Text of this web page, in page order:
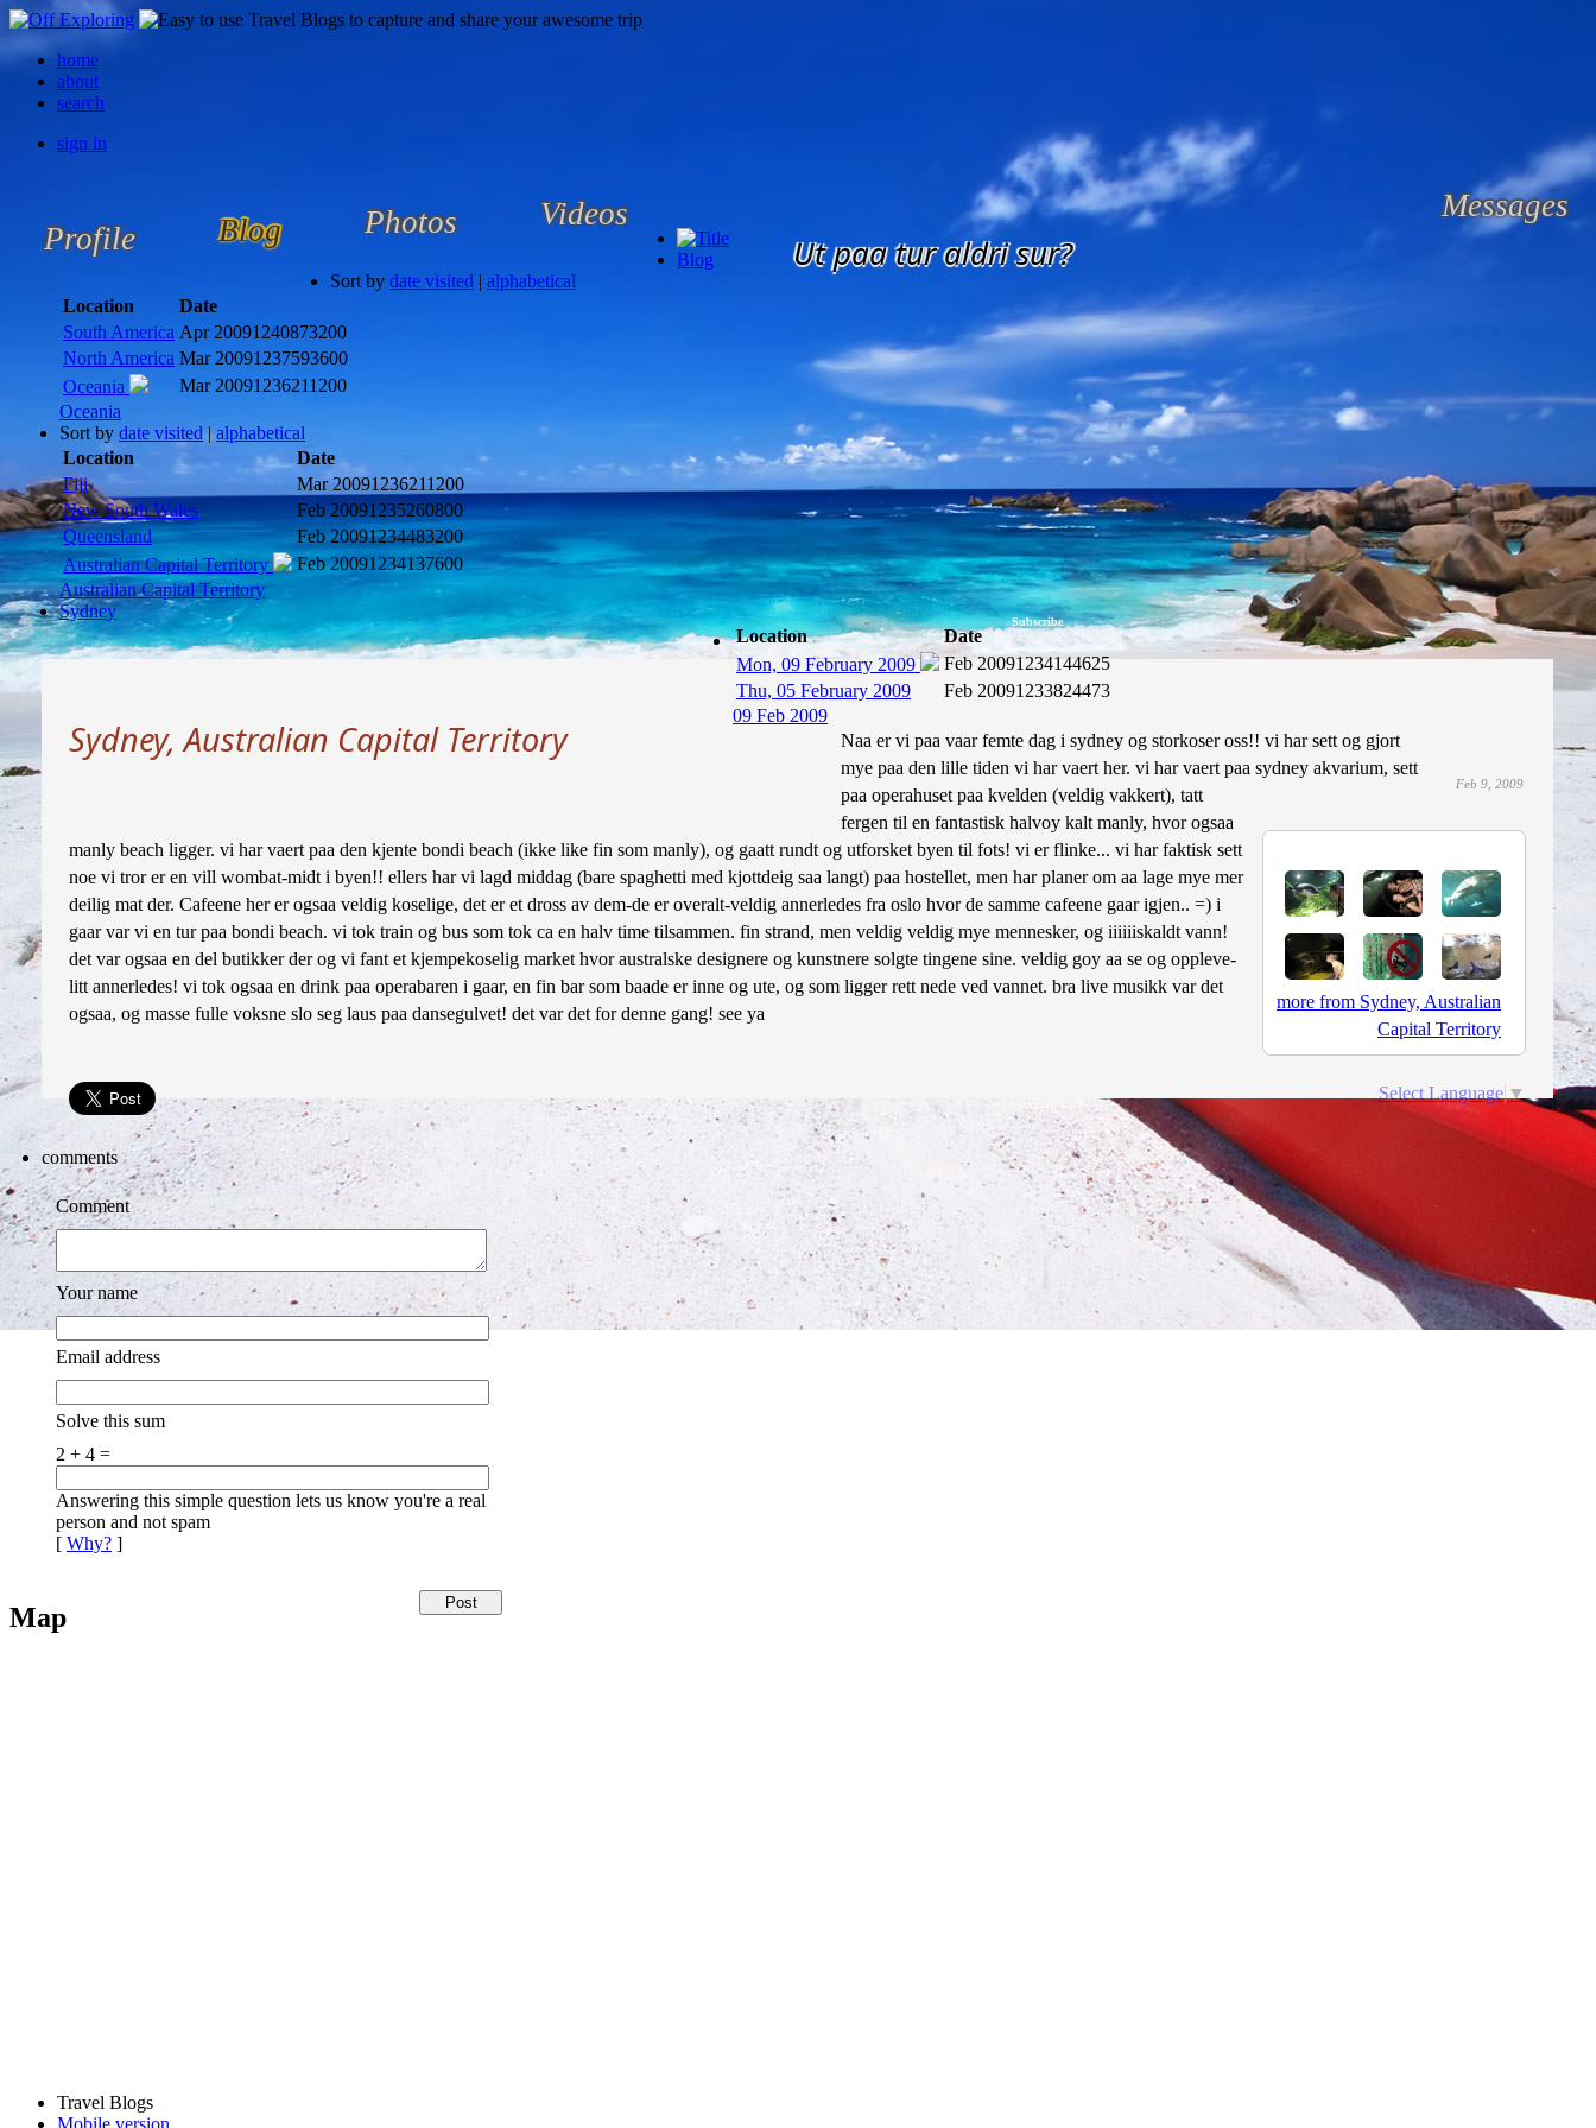
home
about
search
sign in
Profile Blog Photos Videos Messages
Subscribe
Ut paa tur aldri sur?
Blog
Sort by date visited | alphabetical
Location
Date
South America Apr 20091240873200
North America Mar 20091237593600
Oceania
Mar 20091236211200
Oceania
Sort by date visited | alphabetical
Location
Date
Fiji
Mar 20091236211200
New South Wales
Feb 20091235260800
Queensland
Feb 20091234483200
Australian Capital Territory
Feb 20091234137600
Australian Capital Territory
Sydney
Location
Date
Mon, 09 February 2009
Feb 20091234144625
Thu, 05 February 2009
Feb 20091233824473
09 Feb 2009
Sydney, Australian Capital Territory
Feb 9, 2009
more from Sydney, Australian
Capital Territory
Naa er vi paa vaar femte dag i sydney og storkoser oss!! vi har sett og gjort
mye paa den lille tiden vi har vaert her. vi har vaert paa sydney akvarium, sett
paa operahuset paa kvelden (veldig vakkert), tatt
fergen til en fantastisk halvoy kalt manly, hvor ogsaa
manly beach ligger. vi har vaert paa den kjente bondi beach (ikke like fin som manly), og gaatt rundt og utforsket byen til fots! vi er flinke... vi har faktisk sett
noe vi tror er en vill wombat-midt i byen!! ellers har vi lagd middag (bare spaghetti med kjottdeig saa langt) paa hostellet, men har planer om aa lage mye mer
deilig mat der. Cafeene her er ogsaa veldig koselige, det er et dross av dem-de er overalt-veldig annerledes fra oslo hvor de samme cafeene gaar igjen.. =) i
gaar var vi en tur paa bondi beach. vi tok train og bus som tok ca en halv time tilsammen. fin strand, men veldig veldig mye mennesker, og iiiiiiskaldt vann!
det var ogsaa en del butikker der og vi fant et kjempekoselig market hvor australske designere og kunstnere solgte tingene sine. veldig goy aa se og oppleve-
litt annerledes! vi tok ogsaa en drink paa operabaren i gaar, en fin bar som baade er inne og ute, og som ligger rett nede ved vannet. bra live musikk var det
ogsaa, og masse fulle voksne slo seg laus paa dansegulvet! det var det for denne gang! see ya
Select Language ▼
comments
Comment
Your name
Email address
Solve this sum
2 + 4 =
Answering this simple question lets us know you're a real
person and not spam
[ Why? ]
Map
Travel Blogs
Mobile version